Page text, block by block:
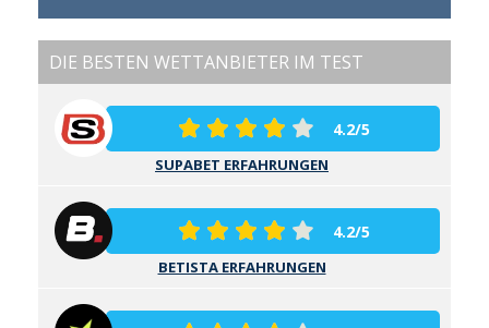
DIE BESTEN WETTANBIETER IM TEST
4.2/5
SUPABET ERFAHRUNGEN
4.2/5
BETISTA ERFAHRUNGEN